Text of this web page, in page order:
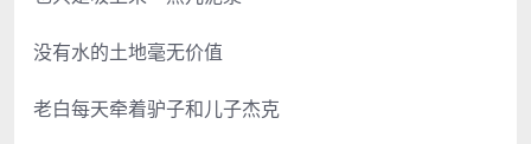
没有水的土地毫无价值
老白每天牵着驴子和儿子杰克